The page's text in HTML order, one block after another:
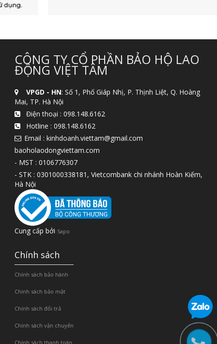
CÔNG TY CỔ PHẦN BẢO HỘ LAO
ĐỘNG VIỆT TÂM
VPGD - HN: Số 1, Phố Giáp Nhị, P. Thịnh Liệt, Q. Hoàng
Mai, TP. Hà Nội
Điện thoại : 098.148.6162
Hotline : 098.148.6162
Email : kinhdoanh.viettam@gmail.com
baoholaodongviettam.com
- MST : 0106776307
- STK : 0301000338181, Vietcombank chi nhánh Hoàn Kiếm,
Hà Nội
Cung cấp bởi Sapo
Chính sách
Chính sách bảo hành
Chính sách bảo mật
Chính sách đổi trả
Chính sách vận chuyển
Chính sách thanh toán